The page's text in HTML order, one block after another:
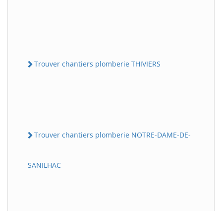
Trouver chantiers plomberie THIVIERS
Trouver chantiers plomberie NOTRE-DAME-DE-
SANILHAC